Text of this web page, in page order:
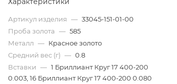
Артикул изделия — 33045-151-01-00
Проба золота — 585
Металл — Красное золото
Средний вес (г) — 0.8
Вставки — 1 Бриллиант Круг 17 400-200
0.003, 16 Бриллиант Круг 17 400-200 0.080